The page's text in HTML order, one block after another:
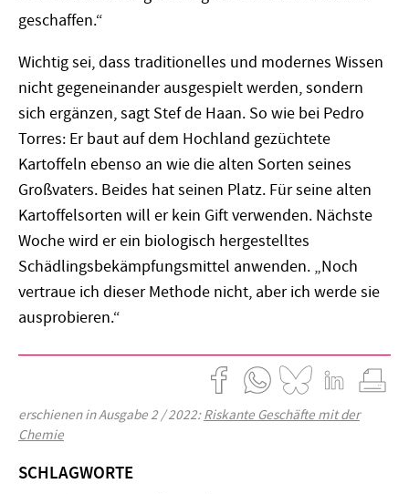
geschaffen.“
Wichtig sei, dass traditionelles und modernes Wissen
nicht gegeneinander ausgespielt werden, sondern
sich ergänzen, sagt Stef de Haan. So wie bei Pedro
Torres: Er baut auf dem Hochland gezüchtete
Kartoffeln ebenso an wie die alten Sorten seines
Großvaters. Beides hat seinen Platz. Für seine alten
Kartoffelsorten will er kein Gift verwenden. Nächste
Woche wird er ein biologisch hergestelltes
Schädlingsbekämpfungsmittel anwenden. „Noch
vertraue ich dieser Methode nicht, aber ich werde sie
ausprobieren.“
erschienen in Ausgabe 2 / 2022:Riskante Geschäfte mit der
Chemie
SCHLAGWORTE